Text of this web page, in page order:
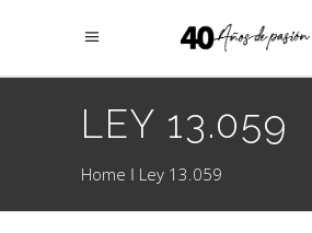
LEY 13.059
Home Ley 13.059